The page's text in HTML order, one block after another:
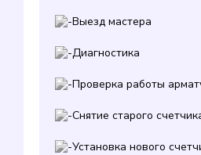
Выезд мастера
Диагностика
Проверка работы
Снятие старого
Установка нового